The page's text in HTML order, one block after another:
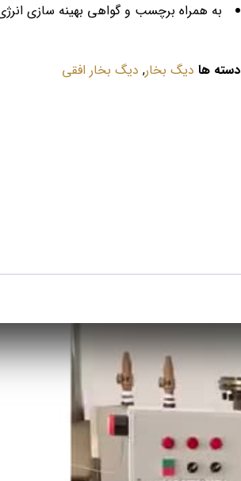
به همراه برچسب و گواهی بهینه سازی
دسته ها دیگ بخار, دیگ بخار افقی